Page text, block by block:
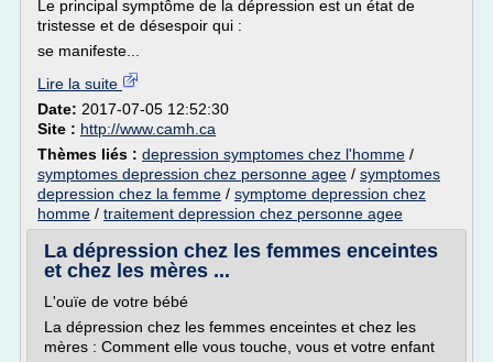
Le principal symptôme de la dépression est un état de
tristesse et de désespoir qui :
se manifeste...
Lire la suite
Date: 2017-07-05 12:52:30
Site : http://www.camh.ca
Thèmes liés : depression symptomes chez l'homme /
symptomes depression chez personne agee / symptomes
depression chez la femme / symptome depression chez
homme / traitement depression chez personne agee
La dépression chez les femmes enceintes
et chez les mères ...
L'ouïe de votre bébé
La dépression chez les femmes enceintes et chez les
mères : Comment elle vous touche, vous et votre enfant